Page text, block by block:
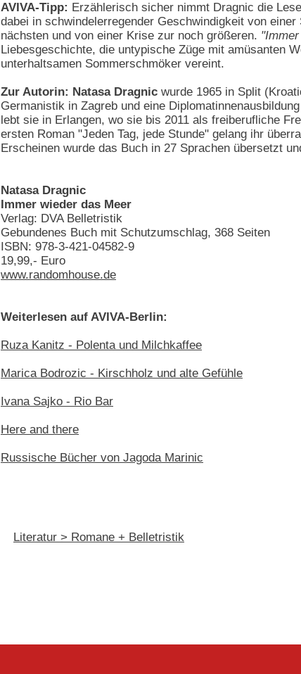
AVIVA-Tipp: Erzählerisch sicher nimmt Dragnic die
dabei in schwindelerregender Geschwindigkeit von
nächsten und von einer Krise zur noch größeren.
Liebesgeschichte, die untypische Züge mit amüsanten
unterhaltsamen Sommerschmöker vereint.
Zur Autorin: Natasa Dragnic wurde 1965 in Split
Germanistik in Zagreb und eine
lebt sie in Erlangen, wo sie bis 2011 als freiberufliche
ersten Roman "Jeden Tag, jede Stunde" gelang ihr
Erscheinen wurde das Buch in 27 Sprachen übersetzt
Natasa Dragnic
Immer wieder das Meer
Verlag: DVA Belletristik
Gebundenes Buch mit Schutzumschlag, 368 Seiten
ISBN: 978-3-421-04582-9
19,99,- Euro
www.randomhouse.de
Weiterlesen auf AVIVA-Berlin:
Ruza Kanitz - Polenta und Milchkaffee
Marica Bodrozic - Kirschholz und alte Gefühle
Ivana Sajko - Rio Bar
Here and there
Russische Bücher von Jagoda Marinic
Literatur > Romane + Belletristik